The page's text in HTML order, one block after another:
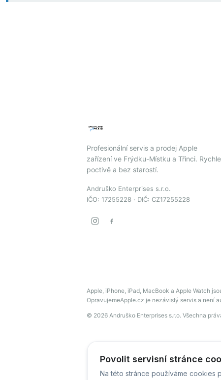
Povolit servisní stránce
Na této stránce používáme cookies
Profesionální servis a prodej Apple
zařízení ve Frýdku-Místku a Třinci.
poctivě a bez starostí.
Andruško Enterprises s.r.o.
IČO: 17255228 · DIČ: CZ17255228
Apple, iPhone, iPad, MacBook a Apple Watch
OpravujemeApple.cz je nezávislý servis a není
© 2026 Andruško Enterprises s.r.o. Všechna